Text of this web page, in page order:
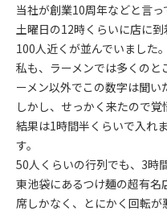
当社が創業10周年などと言っ
土曜日の12時くらいに店に
100人近くが並んでいました。
私も、ラーメンでは多くの
ーメン以外でこの数字は聞い
しかし、せっかく来たので覚
結果は1時間半くらいで入れ
す。
50人くらいの行列でも、3時
東池袋にあるつけ麺の超有
席しかなく、とにかく回転が